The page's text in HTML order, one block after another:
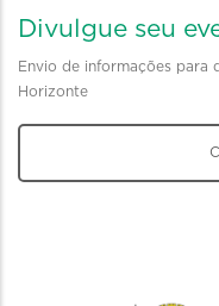
Divulgue seu
Envio de informações para
Horizonte